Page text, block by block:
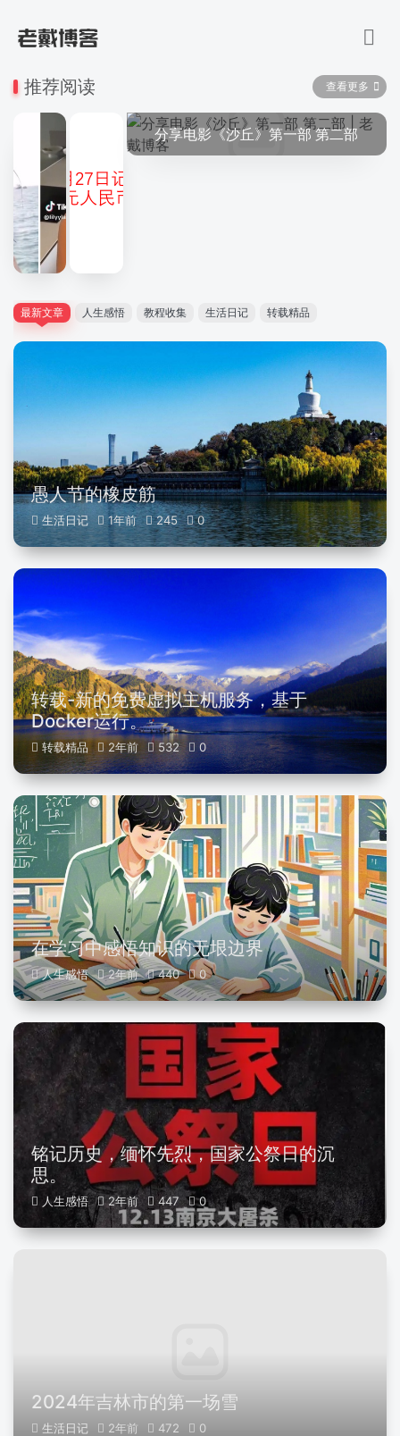
推荐阅读 查看更多
可以随机看小姐姐的网站
最新文章 人生感悟 教程收集 生活日记 转载精品
愚人节的橡皮筋
生活日记 1年前 245 0
转载-新的免费虚拟主机服务，基于
Docker运行。
转载精品 2年前 532 0
在学习中感悟知识的无垠边界
人生感悟 2年前 440 0
铭记历史，缅怀先烈，国家公祭日的沉
思。
人生感悟 2年前 447 0
2024年吉林市的第一场雪
生活日记 2年前 472 0